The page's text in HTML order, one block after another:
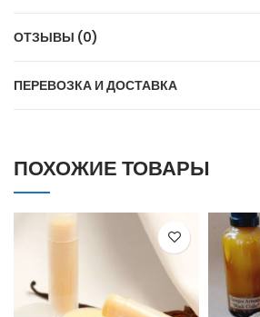
ОТЗЫВЫ (0)
ПЕРЕВОЗКА И ДОСТАВКА
ПОХОЖИЕ ТОВАРЫ